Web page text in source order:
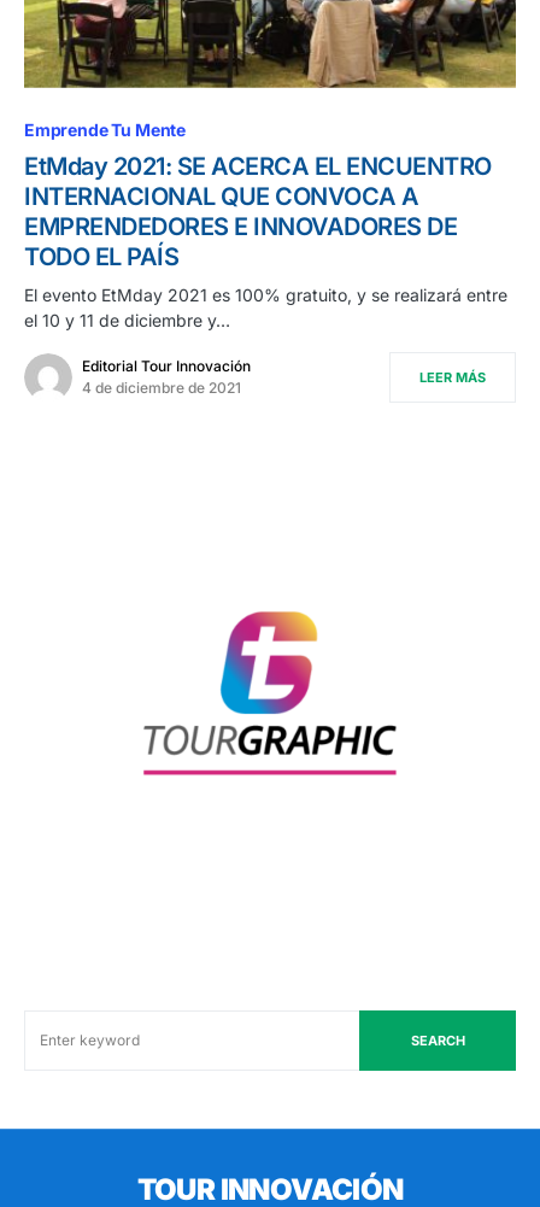
Emprende Tu Mente
EtMday 2021: SE ACERCA EL ENCUENTRO
INTERNACIONAL QUE CONVOCA A
EMPRENDEDORES E INNOVADORES DE
TODO EL PAÍS
El evento EtMday 2021 es 100% gratuito, y se realizará entre
el 10 y 11 de diciembre y…
Editorial Tour Innovación
4 de diciembre de 2021
LEER MÁS
SEARCH
TOUR INNOVACIÓN